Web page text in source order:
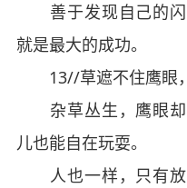
善于发现自己的闪
就是最大的成功。
13//草遮不住鹰眼
杂草丛生，鹰眼却
儿也能自在玩耍。
人也一样，只有放